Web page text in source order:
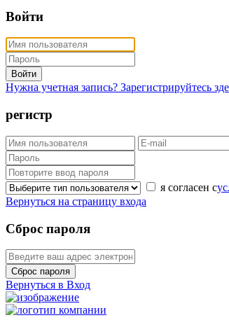
Войти
Войти
Нужна учетная запись? Зарегистрируйтесь
регистр
я согласен с
Вернуться на страницу входа
Сброс пароля
Сброс пароля
Вернуться в Вход